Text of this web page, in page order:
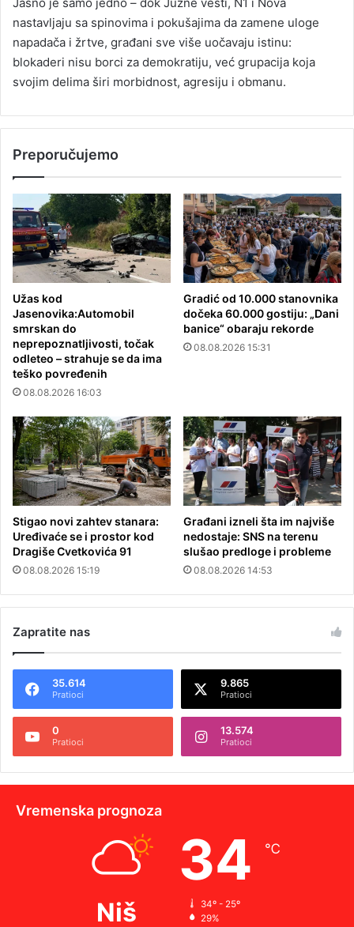
nastavljaju sa spinovima i pokušajima da zamene uloge
napadača i žrtve, građani sve više uočavaju istinu:
blokaderi nisu borci za demokratiju, već grupacija koja
svojim delima širi morbidnost, agresiju i obmanu.
Preporučujemo
Užas kod
Jasenovika:Automobil
smrskan do
neprepoznatljivosti, točak
odleteo – strahuje se da ima
teško povređenih
08.08.2026 16:03
Gradić od 10.000 stanovnika
dočeka 60.000 gostiju: „Dani
banice“ obaraju rekorde
08.08.2026 15:31
Stigao novi zahtev stanara:
Uređivaće se i prostor kod
Dragiše Cvetkovića 91
08.08.2026 15:19
Građani izneli šta im najviše
nedostaje: SNS na terenu
slušao predloge i probleme
08.08.2026 14:53
Zapratite nas
35.614
Pratioci
9.865
Pratioci
0
Pratioci
13.574
Pratioci
Vremenska prognoza
Niš
34 ℃
34º - 25º
29%